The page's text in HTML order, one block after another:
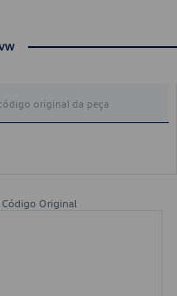
Código Original